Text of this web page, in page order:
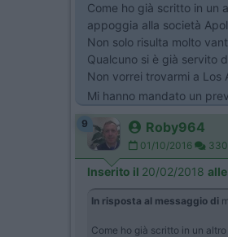
Come ho già scritto in un
appoggia alla società
Non solo risulta molto
Qualcuno si è già servito
Non vorrei trovarmi a Los
Mi hanno mandato un
9 Roby964
01/10/2016 330
Inserito il 20/02/2018
In risposta al messaggio di
Come ho già scritto in un